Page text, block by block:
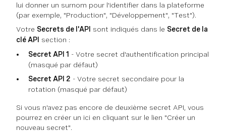
lui donner un surnom pour l'identifier dans la plateforme
(par exemple, "Production", "Développement", "Test").
Votre Secrets de l'API sont indiqués dans le Secret de la
clé API section :
Secret API 1 - Votre secret d'authentification principal
(masqué par défaut)
Secret API 2 - Votre secret secondaire pour la
rotation (masqué par défaut)
Si vous n'avez pas encore de deuxième secret API, vous
pourrez en créer un ici en cliquant sur le lien "Créer un
nouveau secret".